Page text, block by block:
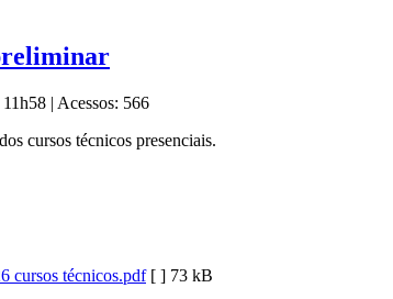
| Acessos: 566
cursos técnicos presenciais.
cursos técnicos.pdf [ ] 73 kB